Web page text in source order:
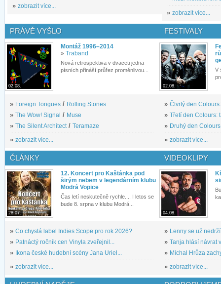
» zobrazit více...
» zobrazit více...
PRÁVĚ VYŠLO
02.08.
Montáž 1996–2014
» Traband
Nová retrospektiva v dvaceti jedna
písních přináší průřez proměnlivou...
» Foreign Tongues / Rolling Stones
» The Wow! Signal / Muse
» The Silent Architect / Teramaze
» zobrazit více...
FESTIVALY
02.08.
V
» Čtvrtý den
» Třetí den Colours:
» Druhý den
» zobrazit více...
ČLÁNKY
28.07.
12. Koncert pro Kaštánka pod
širým nebem v legendárním klubu
Modrá Vopice
Čas letí neskutečně rychle.... I letos se
bude 8. srpna v klubu Modrá...
» Co chystá label Indies Scope pro rok 2026?
» Patnáctý ročník cen Vinyla zveřejnil...
»
Ikona české hudební scény Jana Uriel...
» zobrazit více...
VIDEOKLIPY
04.08.
» Lenny se už
» Tanja hlásí návrat
» Michal Hrůza
» zobrazit více...